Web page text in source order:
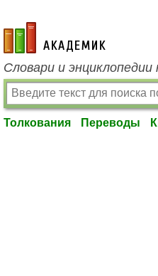
academic.ru
Словари и энциклопедии
Толкования Переводы